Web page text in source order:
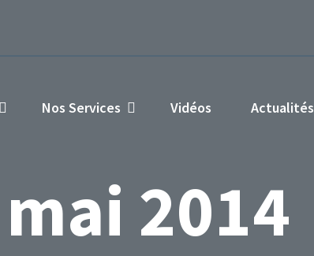
Nos Services Vidéos Actualités
mai 2014